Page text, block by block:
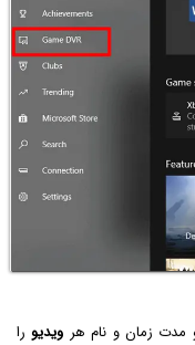
زمان و نام هر ویدیو را